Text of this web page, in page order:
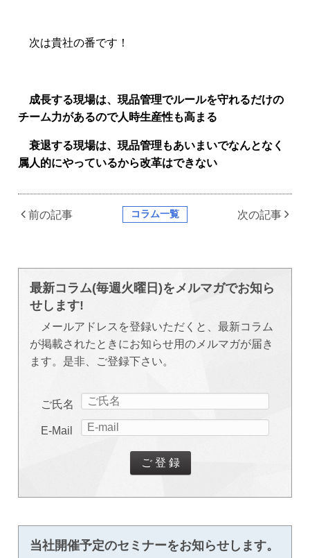
次は貴社の番です！
成長する現場は、現品管理でルールを守れるだけの
チーム力があるので人時生産性も高まる
衰退する現場は、現品管理もあいまいでなんとなく
属人的にやっているから改革はできない
前の記事 コラム一覧 次の記事
最新コラム(毎週火曜日)をメルマガでお知ら
せします!
メールアドレスを登録いただくと、最新コラム
が掲載されたときにお知らせ用のメルマガが届き
ます。是非、ご登録下さい。
ご氏名
E-Mail
当社開催予定のセミナーをお知らせします。